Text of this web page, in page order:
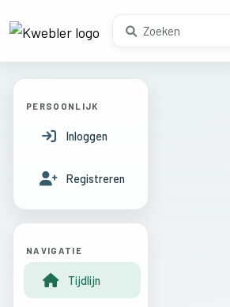
PERSOONLIJK
Inloggen
Registreren
NAVIGATIE
Tijdlijn